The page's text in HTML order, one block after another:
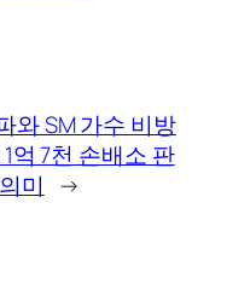
와 SM 가수 비방
억 7천 손배소 판
미
→